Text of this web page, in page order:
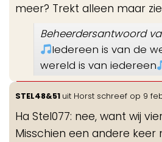
meer? Trekt alleen maar
Beheerdersantwoord
Iedereen is van de
wereld is van iedereen
STEL48&51 uit Horst schreef op 9
Ha Stel077: nee, want wij
Misschien een andere keer